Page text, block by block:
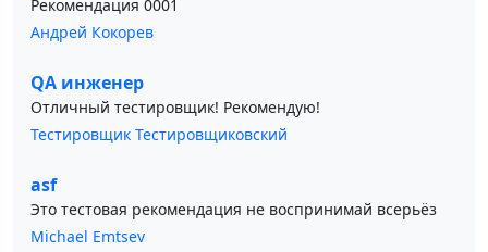
Рекомендация 0001
Андрей Кокорев
QA инженер
Отличный тестировщик! Рекомендую!
Тестировщик Тестировщиковский
asf
Это тестовая рекомендация не воспринимай всерьёз
Michael Emtsev